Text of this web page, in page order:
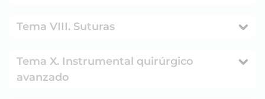
Tema VIII. Suturas
Tema X. Instrumental quirúrgico
avanzado